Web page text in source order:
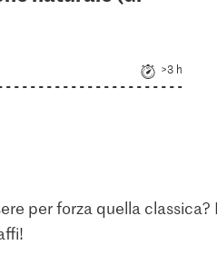
>3 h
per forza quella